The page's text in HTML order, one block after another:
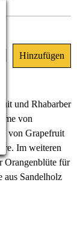
und Rhabarber
von
von Grapefruit
Im weiteren
Orangenblüte für
aus Sandelholz